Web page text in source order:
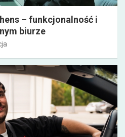
– funkcjonalność i
biurze